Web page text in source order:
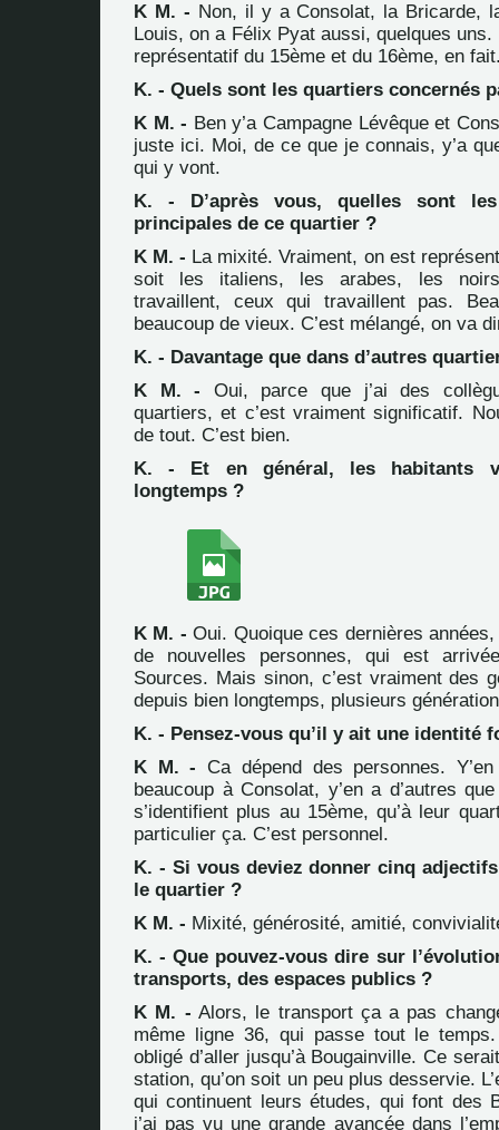
K M. - Non, il y a Consolat, la Bricarde,
Louis, on a Félix Pyat aussi, quelques uns.
représentatif du 15ème et du 16ème, en
K. - Quels sont les quartiers concernés
K M. - Ben y’a Campagne Lévêque et
juste ici. Moi, de ce que je connais, y’a
qui y vont.
K. - D’après vous, quelles sont les
principales de ce quartier ?
K M. - La mixité. Vraiment, on est
soit les italiens, les arabes, les
travaillent, ceux qui travaillent pas.
beaucoup de vieux. C’est mélangé, on va
K. - Davantage que dans d’autres
K M. - Oui, parce que j’ai des
quartiers, et c’est vraiment significatif.
de tout. C’est bien.
K. - Et en général, les habitants
longtemps ?
K M. - Oui. Quoique ces dernières
de nouvelles personnes, qui est
Sources. Mais sinon, c’est vraiment des
depuis bien longtemps, plusieurs
K. - Pensez-vous qu’il y ait une identité
K M. - Ca dépend des personnes.
beaucoup à Consolat, y’en a d’autres
s’identifient plus au 15ème, qu’à leur
particulier ça. C’est personnel.
K. - Si vous deviez donner cinq
le quartier ?
K M. - Mixité, générosité, amitié,
K. - Que pouvez-vous dire sur
transports, des espaces publics ?
K M. - Alors, le transport ça a pas
même ligne 36, qui passe tout le
obligé d’aller jusqu’à Bougainville. Ce
station, qu’on soit un peu plus desservie.
qui continuent leurs études, qui font des
j’ai pas vu une grande avancée dans